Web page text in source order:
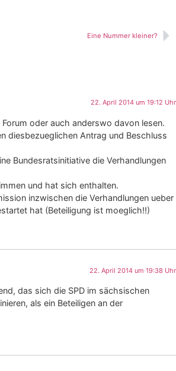
Eine Nummer kleiner?
22. April 2014 um 19:12 Uhr
oder auch anderswo davon lesen.
diesbezueglichen Antrag und Beschluss
Bundesratsinitiative die Verhandlungen
und hat sich enthalten.
inzwischen die Verhandlungen ueber
hat (Beteiligung ist moeglich!!)
22. April 2014 um 19:38 Uhr
das sich die SPD im sächsischen
als ein Beteiligen an der